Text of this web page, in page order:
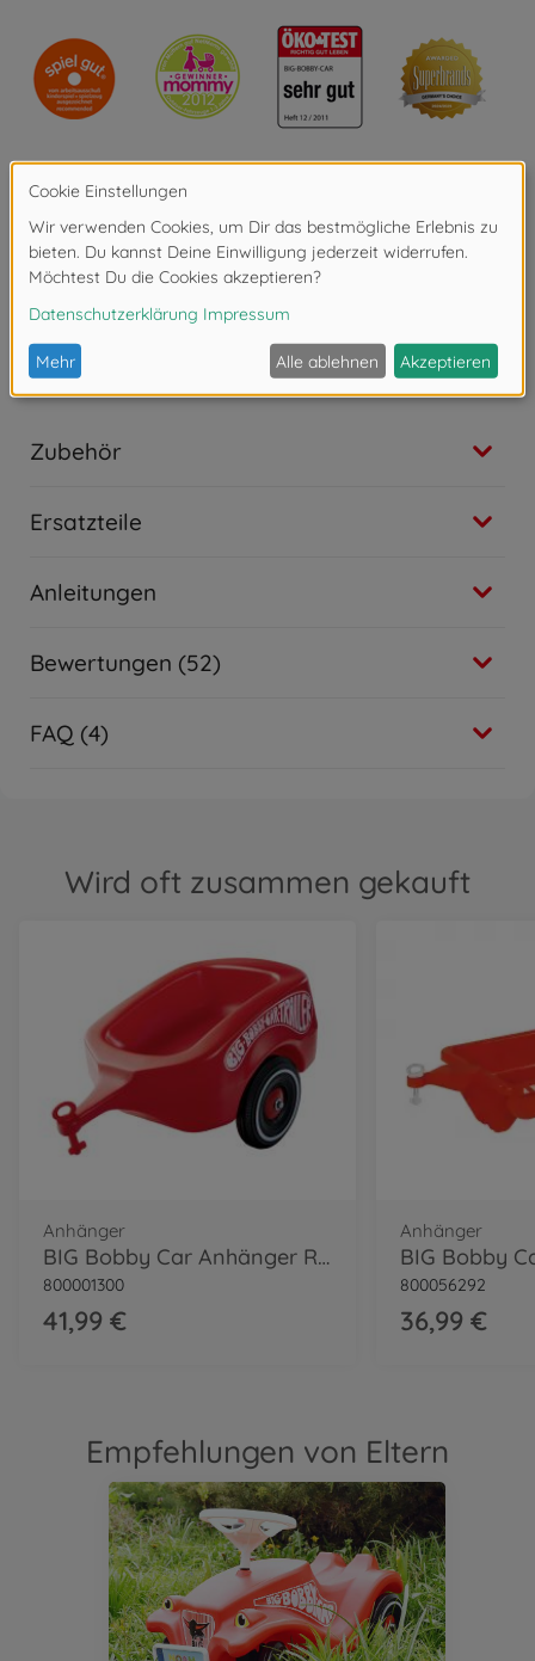
Produktdetails
Artikelgröße montiert (L x B x H): 58 x 30 x 38 cm
Tragkraft: 50 kg
Zubehör
Ersatzteile
Anleitungen
Bewertungen (52)
FAQ (4)
Anhänger
BIG Bobby Car Neo Anhänger Anthrazit
46,99
46.99 EUR
Zubehör & Ersatzteile
BIG Pylonen, 4er Set Verkehrshütchen
20.99 EUR
Anhänger
BIG Bobby Car Neo Anhänger Rot
BIG Bobby Car Service Station
39,99 €
34.99 EUR
99
Wird oft zusammen gekauft
Anhänger
BIG Bobby Car Anhänger Rot
800001300
41,99 €
Anhänger
BIG Bobby
800056292
36,99 €
Empfehlungen von Eltern